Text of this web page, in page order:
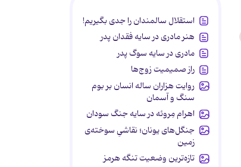
استقلال سالمندان را جدی بگیریم!
هنر مادری در سایه‌ فقدان پدر
مادری در سایه سوگ پدر
راز صمیمیت زوج‌ها
روایت هزاران ساله انسان بر بوم
سنگ و آسمان
اهرام مِروئه در سایه جنگ سودان
جنگل‌های یونان؛ نقاشیِ سوخته‌ی
زمین
تازه‌ترین وضعیت تنگه هرمز